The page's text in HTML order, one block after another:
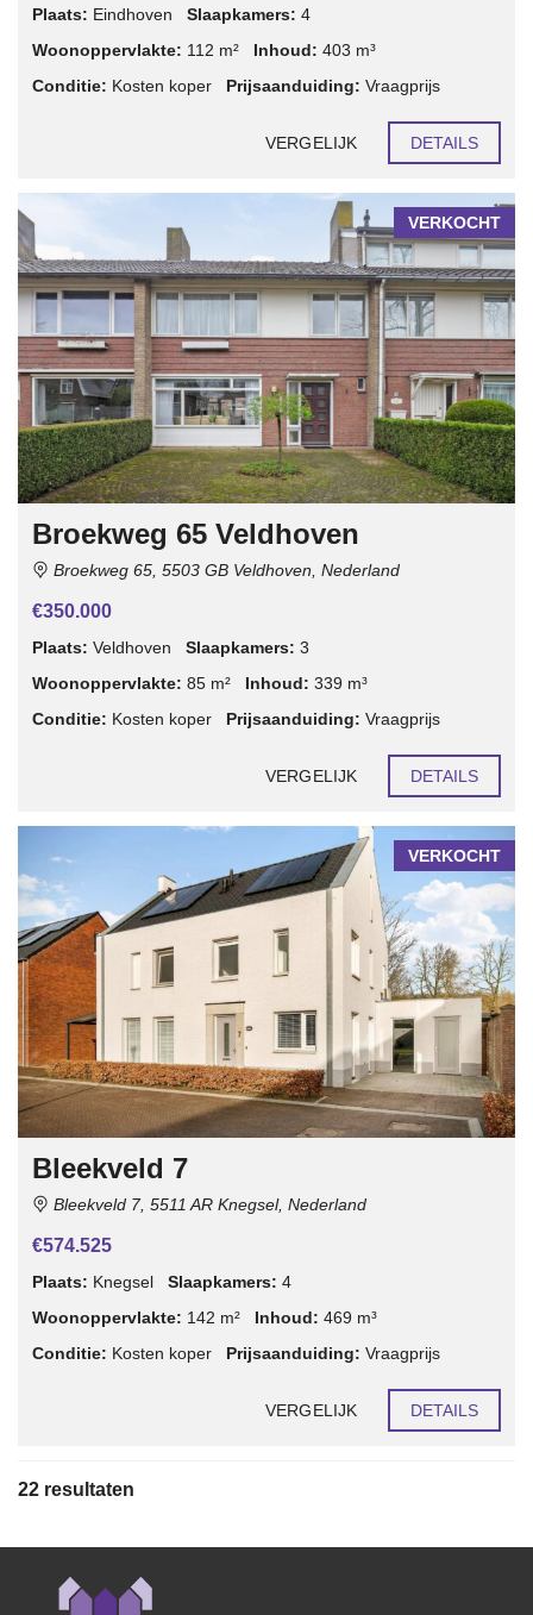
Plaats: Eindhoven Slaapkamers: 4
Woonoppervlakte: 112 m² Inhoud: 403 m³
Conditie: Kosten koper Prijsaanduiding: Vraagprijs
VERGELIJK DETAILS
VERKOCHT
Broekweg 65 Veldhoven
Broekweg 65, 5503 GB Veldhoven, Nederland
€350.000
Plaats: Veldhoven Slaapkamers: 3
Woonoppervlakte: 85 m² Inhoud: 339 m³
Conditie: Kosten koper Prijsaanduiding: Vraagprijs
VERGELIJK DETAILS
VERKOCHT
Bleekveld 7
Bleekveld 7, 5511 AR Knegsel, Nederland
€574.525
Plaats: Knegsel Slaapkamers: 4
Woonoppervlakte: 142 m² Inhoud: 469 m³
Conditie: Kosten koper Prijsaanduiding: Vraagprijs
VERGELIJK DETAILS
22 resultaten